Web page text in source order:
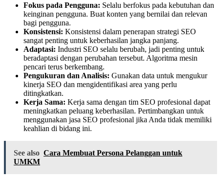
Fokus pada Pengguna: Selalu berfokus pada kebutuhan dan
keinginan pengguna. Buat konten yang bernilai dan relevan
bagi pengguna.
Konsistensi: Konsistensi dalam penerapan strategi SEO
sangat penting untuk keberhasilan jangka panjang.
Adaptasi: Industri SEO selalu berubah, jadi penting untuk
beradaptasi dengan perubahan tersebut. Algoritma mesin
pencari terus berkembang.
Pengukuran dan Analisis: Gunakan data untuk mengukur
kinerja SEO dan mengidentifikasi area yang perlu
ditingkatkan.
Kerja Sama: Kerja sama dengan tim SEO profesional dapat
meningkatkan peluang keberhasilan. Pertimbangkan untuk
menggunakan jasa SEO profesional jika Anda tidak memiliki
keahlian di bidang ini.
See also Cara Membuat Persona Pelanggan untuk
UMKM